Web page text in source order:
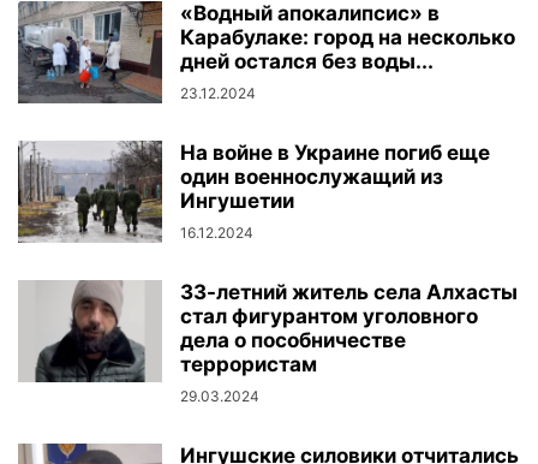
«Водный апокалипсис» в
Карабулаке: город на несколько
дней остался без воды...
23.12.2024
На войне в Украине погиб еще
один военнослужащий из
Ингушетии
16.12.2024
33-летний житель села Алхасты
стал фигурантом уголовного
дела о пособничестве
террористам
29.03.2024
Ингушские силовики отчитались